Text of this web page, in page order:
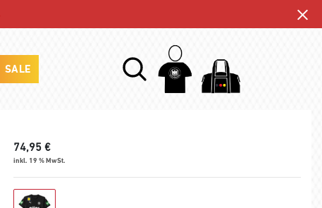
SALE
74,95 €
inkl. 19 % MwSt.